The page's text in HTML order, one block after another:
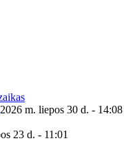
2026 m. liepos 30 d. - 14:08
23 d. - 11:01